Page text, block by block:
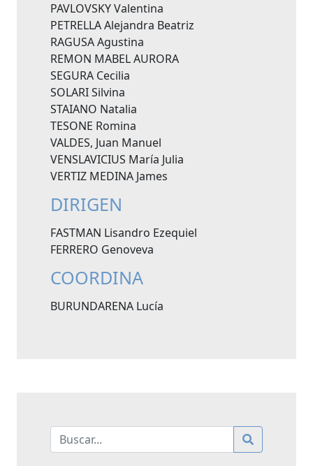
PAVLOVSKY Valentina
PETRELLA Alejandra Beatriz
RAGUSA Agustina
REMON MABEL AURORA
SEGURA Cecilia
SOLARI Silvina
STAIANO Natalia
TESONE Romina
VALDES, Juan Manuel
VENSLAVICIUS María Julia
VERTIZ MEDINA James
DIRIGEN
FASTMAN Lisandro Ezequiel
FERRERO Genoveva
COORDINA
BURUNDARENA Lucía